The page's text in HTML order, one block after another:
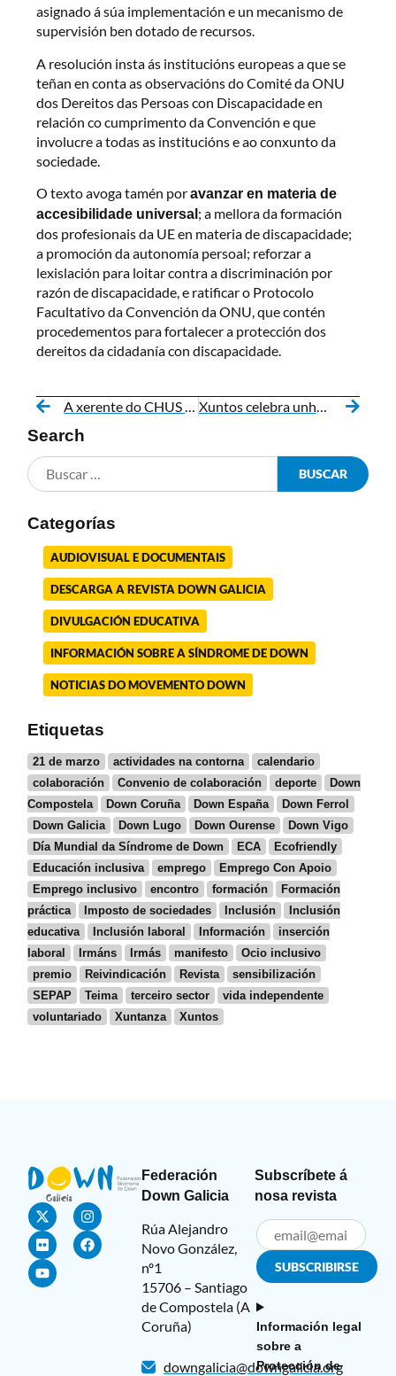
asignado á súa implementación e un mecanismo de
supervisión ben dotado de recursos.
A resolución insta ás institucións europeas a que se
teñan en conta as observacións do Comité da ONU
dos Dereitos das Persoas con Discapacidade en
relación co cumprimento da Convención e que
involucre a todas as institucións e ao conxunto da
sociedade.
O texto avoga tamén poravanzar en materia de
accesibilidade universal ; a mellora da formación
dos profesionais da UE en materia de discapacidade;
a promoción da autonomía persoal; reforzar a
lexislación para loitar contra a discriminación por
razón de discapacidade, e ratificar o Protocolo
Facultativo da Convención da ONU, que contén
procedementos para fortalecer a protección dos
dereitos da cidadanía con discapacidade.
A xerente do CHUS e Down Compostela abordan vías de colaboración conxunta Xuntos celebra unha nova edición da súa tradicional Gala Benéfica
Search
Categorías
AUDIOVISUAL E DOCUMENTAIS
DESCARGA A REVISTA DOWN GALICIA
DIVULGACIÓN EDUCATIVA
INFORMACIÓN SOBRE A SÍNDROME DE DOWN
NOTICIAS DO MOVEMENTO DOWN
Etiquetas
21 de marzo actividades na contorna
calendario
colaboración
Convenio de colaboración deporte
Down
Compostela
Down Coruña Down España
Down Ferrol
Down Galicia
Down Lugo Down Ourense
Down Vigo
Día Mundial da Síndrome de Down
ECA
Ecofriendly
Educación inclusiva
emprego
Emprego Con Apoio
Emprego inclusivo
encontro formación
Formación
práctica
Imposto de sociedades Inclusión
Inclusión
educativa
Inclusión laboral Información
inserción
laboral
Irmáns Irmás manifesto
Ocio inclusivo
premio
Reivindicación Revista
sensibilización
SEPAP
Teima terceiro sector
vida independente
voluntariado
Xuntanza Xuntos
Federación
Down Galicia
Rúa Alejandro
Novo González,
nº1
15706 – Santiago
de Compostela (A
Coruña)
downgalicia@downgalicia.org
Subscríbete á
nosa revista
Información legal
sobre a
Protección de